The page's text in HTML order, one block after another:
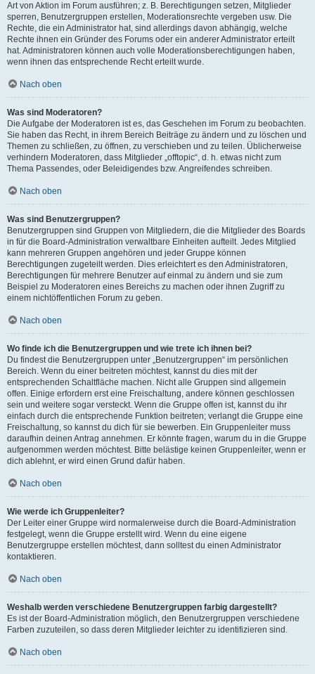
Art von Aktion im Forum ausführen; z. B. Berechtigungen setzen, Mitglieder
sperren, Benutzergruppen erstellen, Moderationsrechte vergeben usw. Die
Rechte, die ein Administrator hat, sind allerdings davon abhängig, welche
Rechte ihnen ein Gründer des Forums oder ein anderer Administrator erteilt
hat. Administratoren können auch volle Moderationsberechtigungen haben,
wenn ihnen das entsprechende Recht erteilt wurde.
Nach oben
Was sind Moderatoren?
Die Aufgabe der Moderatoren ist es, das Geschehen im Forum zu beobachten.
Sie haben das Recht, in ihrem Bereich Beiträge zu ändern und zu löschen und
Themen zu schließen, zu öffnen, zu verschieben und zu teilen. Üblicherweise
verhindern Moderatoren, dass Mitglieder „offtopic“, d. h. etwas nicht zum
Thema Passendes, oder Beleidigendes bzw. Angreifendes schreiben.
Nach oben
Was sind Benutzergruppen?
Benutzergruppen sind Gruppen von Mitgliedern, die die Mitglieder des Boards
in für die Board-Administration verwaltbare Einheiten aufteilt. Jedes Mitglied
kann mehreren Gruppen angehören und jeder Gruppe können
Berechtigungen zugeteilt werden. Dies erleichtert es den Administratoren,
Berechtigungen für mehrere Benutzer auf einmal zu ändern und sie zum
Beispiel zu Moderatoren eines Bereichs zu machen oder ihnen Zugriff zu
einem nichtöffentlichen Forum zu geben.
Nach oben
Wo finde ich die Benutzergruppen und wie trete ich ihnen bei?
Du findest die Benutzergruppen unter „Benutzergruppen“ im persönlichen
Bereich. Wenn du einer beitreten möchtest, kannst du dies mit der
entsprechenden Schaltfläche machen. Nicht alle Gruppen sind allgemein
offen. Einige erfordern erst eine Freischaltung, andere können geschlossen
sein und weitere sogar versteckt. Wenn die Gruppe offen ist, kannst du ihr
einfach durch die entsprechende Funktion beitreten; verlangt die Gruppe eine
Freischaltung, so kannst du dich für sie bewerben. Ein Gruppenleiter muss
daraufhin deinen Antrag annehmen. Er könnte fragen, warum du in die Gruppe
aufgenommen werden möchtest. Bitte belästige keinen Gruppenleiter, wenn er
dich ablehnt, er wird einen Grund dafür haben.
Nach oben
Wie werde ich Gruppenleiter?
Der Leiter einer Gruppe wird normalerweise durch die Board-Administration
festgelegt, wenn die Gruppe erstellt wird. Wenn du eine eigene
Benutzergruppe erstellen möchtest, dann solltest du einen Administrator
kontaktieren.
Nach oben
Weshalb werden verschiedene Benutzergruppen farbig dargestellt?
Es ist der Board-Administration möglich, den Benutzergruppen verschiedene
Farben zuzuteilen, so dass deren Mitglieder leichter zu identifizieren sind.
Nach oben